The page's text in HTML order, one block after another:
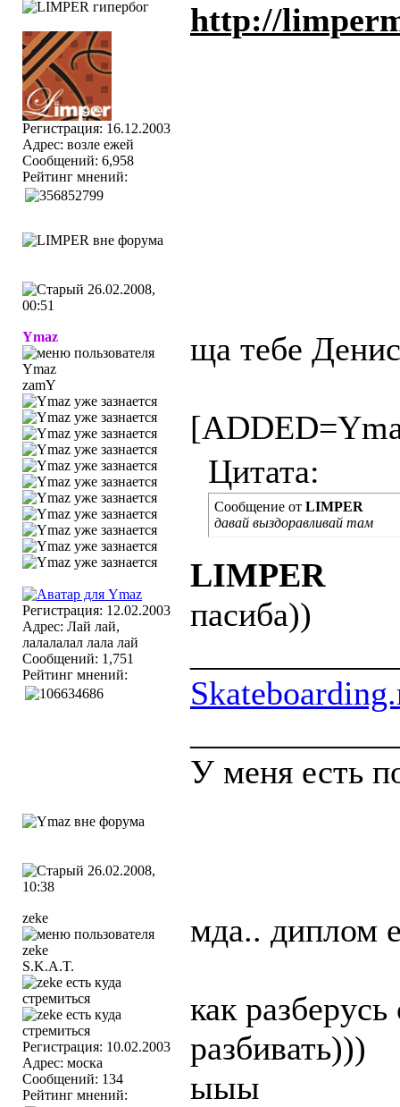
Регистрация: 16.12.2003
Адрес: возле ежей
Сообщений: 6,958
Рейтинг мнений:
http://
26.02.2008,
00:51
Ymaz
zamY
Регистрация: 12.02.2003
Адрес: Лай лай,
лалалалал лала лай
Сообщений: 1,751
Рейтинг мнений:
ща тебе
Цитата:
Сообщение от LIMPER
давай выздоравливай там
LIMPER
пасиба))
У меня есть
26.02.2008,
10:38
zeke
S.K.A.T.
Регистрация: 10.02.2003
Адрес: моска
Сообщений: 134
Рейтинг мнений:
мда.. диплом
как
разбивать)))
ыыы